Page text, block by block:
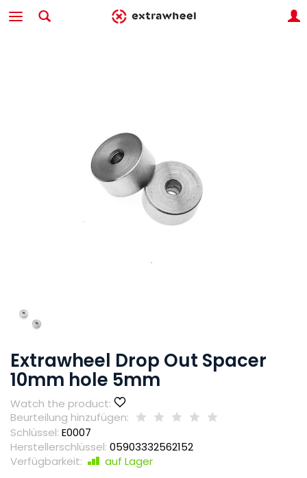
Extrawheel Drop Out Spacer
10mm hole 5mm
Watch the product:
Beurteilung hinzufügen:
Schlüssel: E0007
Herstellerschlüssel: 05903332562152
Verfügbarkeit:
auf Lager